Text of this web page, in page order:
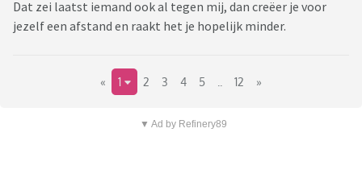
Dat zei laatst iemand ook al tegen mij, dan creëer je voor
jezelf een afstand en raakt het je hopelijk minder.
« 1 2 3 4 5 12 »
▼ Ad by Refinery89